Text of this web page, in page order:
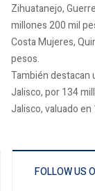
Zihuatanejo,
millones 200 mil
Costa Mujeres,
pesos.
También destacan
Jalisco, por 134
Jalisco, valuado
FOLLOW US